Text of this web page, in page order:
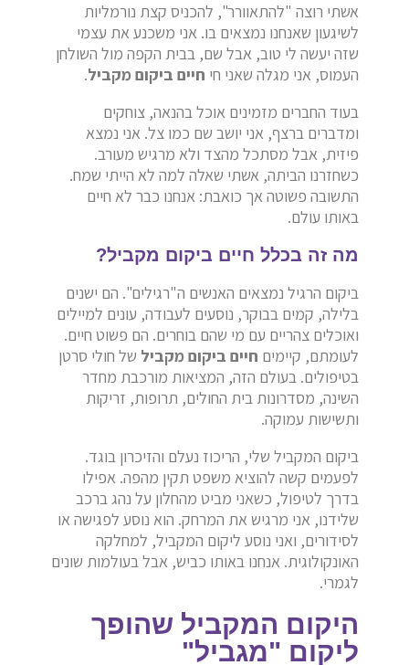
אשתי רוצה "להתאוורר", להכניס קצת נורמליות
לשיגעון שאנחנו נמצאים בו. אני משכנע את עצמי
שזה יעשה לי טוב, אבל שם, בבית הקפה מול השולחן
העמוס, אני מגלה שאני חי חיים ביקום מקביל.
בעוד החברים מזמינים אוכל בהנאה, צוחקים
ומדברים ברצף, אני יושב שם כמו צל. אני נמצא
פיזית, אבל מסתכל מהצד ולא מרגיש מעורב.
כשחזרנו הביתה, אשתי שאלה למה לא הייתי שמח.
התשובה פשוטה אך כואבת: אנחנו כבר לא חיים
באותו עולם.
מה זה בכלל חיים ביקום מקביל?
ביקום הרגיל נמצאים האנשים ה"רגילים". הם ישנים
בלילה, קמים בבוקר, נוסעים לעבודה, עונים למיילים
ואוכלים צהריים עם מי שהם בוחרים. הם פשוט חיים.
לעומתם, קיימים חיים ביקום מקביל של חולי סרטן
בטיפולים. בעולם הזה, המציאות מורכבת מחדר
השינה, מסדרונות בית החולים, תרופות, זריקות
ותשישות עמוקה.
ביקום המקביל שלי, הריכוז נעלם והזיכרון בוגד.
לפעמים קשה להוציא משפט תקין מהפה. אפילו
בדרך לטיפול, כשאני מביט מהחלון על נהג ברכב
שלידנו, אני מרגיש את המרחק. הוא נוסע לפגישה או
לסידורים, ואני נוסע ליקום המקביל, למחלקה
האונקולוגית. אנחנו באותו כביש, אבל בעולמות שונים
לגמרי.
היקום המקביל שהופך
ליקום "מגביל"